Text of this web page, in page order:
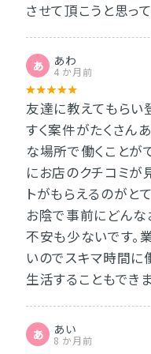
させて頂こうと思って
あ あわ
4 か月前
友達に教えてもらい
すく案件がたくさん
な場所で働くことが
にお店のクチコミが
トがもらえるのがと
お陰で事前にどん
不安も少ないです。
いのでスキマ時間に
生活することもでき
あ あい
8 か月前